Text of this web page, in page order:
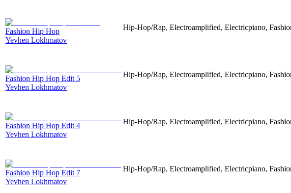
Fashion Hip Hop
Yevhen Lokhmatov
Hip-Hop/Rap, Electroamplified, Electricpiano,
Fashion Hip Hop Edit 5
Yevhen Lokhmatov
Hip-Hop/Rap, Electroamplified, Electricpiano,
Fashion Hip Hop Edit 4
Yevhen Lokhmatov
Hip-Hop/Rap, Electroamplified, Electricpiano,
Fashion Hip Hop Edit 7
Yevhen Lokhmatov
Hip-Hop/Rap, Electroamplified, Electricpiano,